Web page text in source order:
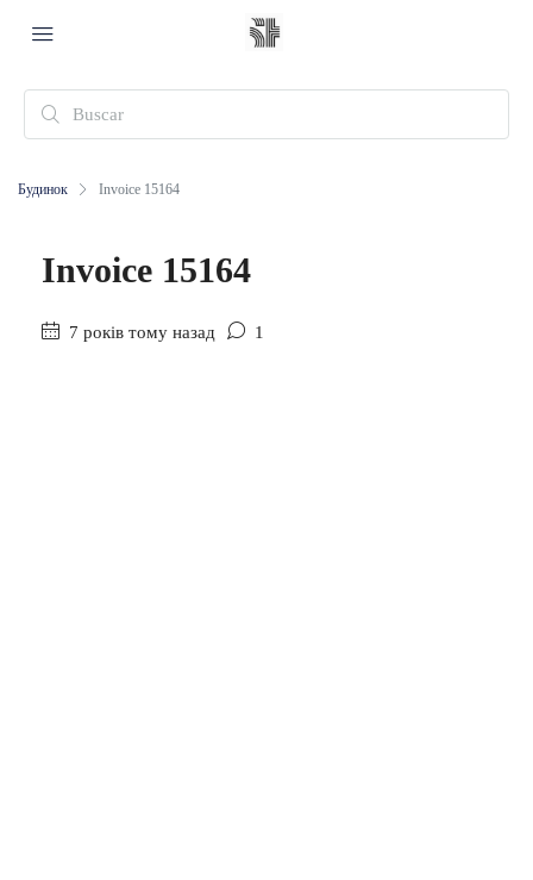
Будинок Invoice 15164
Invoice 15164
7 років тому назад 1